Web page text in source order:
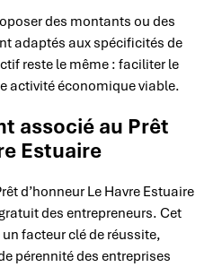
des montants ou des
adaptés aux spécificités de
reste le même : faciliter le
activité économique viable.
associé au Prêt
Estuaire
d’honneur Le Havre Estuaire
des entrepreneurs. Cet
facteur clé de réussite,
pérennité des entreprises